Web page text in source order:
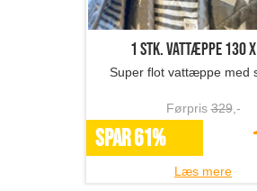
1 stk. vattæppe 130
Super flot vattæppe med
Førpris329,-
SPAR 61%
Læs mere